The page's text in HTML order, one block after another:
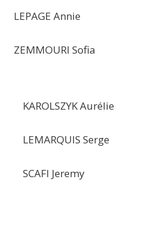
LEPAGE Annie
ZEMMOURI Sofia
KAROLSZYK Aurélie
LEMARQUIS Serge
SCAFI Jeremy